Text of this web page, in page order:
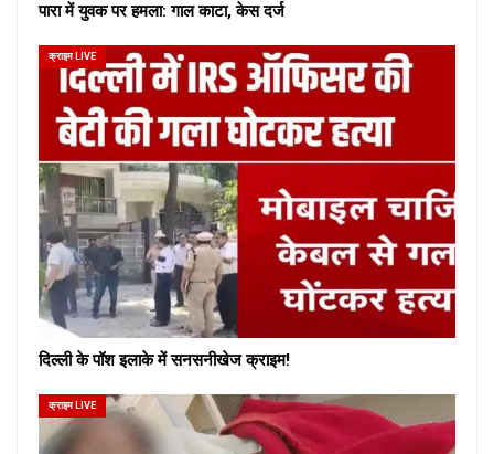
पारा में युवक पर हमला: गाल काटा, केस दर्ज
क्राइम LIVE
दिल्ली के पॉश इलाके में सनसनीखेज क्राइम!
क्राइम LIVE